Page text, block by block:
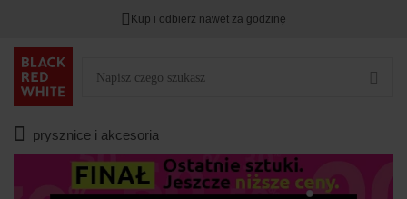
DODATKOWE -3%PRZY ZAKUPIE 2
Kup i odbierz nawet za godzinę
prysznice i akcesoria